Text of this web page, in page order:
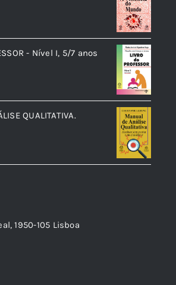
era:
7,35 €.
é:
6,61 €.
- Nível I, 5/7 anos
€.
QUALITATIVA.
1950-105 Lisboa